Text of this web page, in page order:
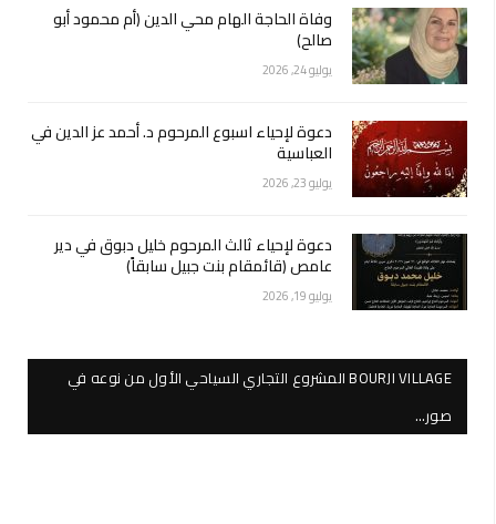
وفاة الحاجة الهام محي الدين (أم محمود أبو
صالح)
يوليو 24, 2026
دعوة لإحياء اسبوع المرحوم د. أحمد عز الدين في
العباسية
يوليو 23, 2026
دعوة لإحياء ثالث المرحوم خليل دبوق في دير
عامص (قائمقام بنت جبيل سابقاً)
يوليو 19, 2026
BOURJI VILLAGE المشروع التجاري السياحي الأول من نوعه في
صور…